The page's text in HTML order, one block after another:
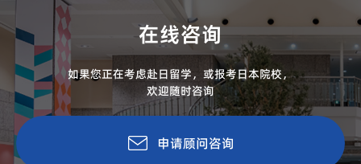
在线咨询
如果您正在考虑赴日留学，或报考日本院校，
欢迎随时咨询
申请顾问咨询